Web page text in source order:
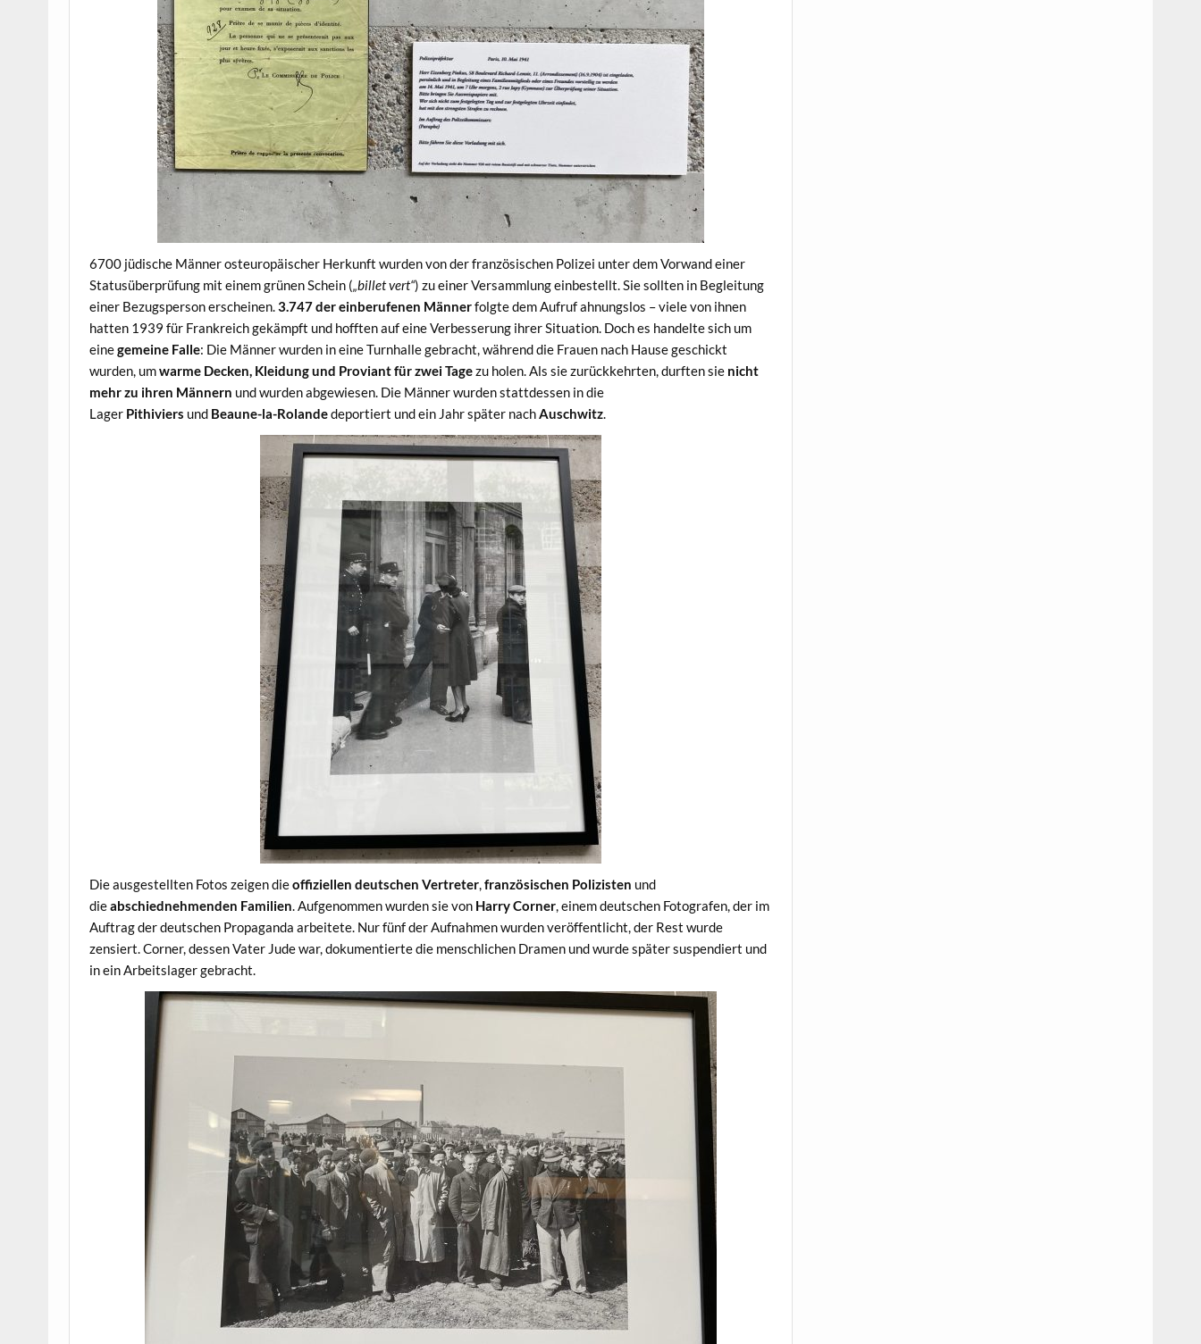
6700 jüdische Männer osteuropäischer Herkunft wurden von der französischen Polizei unter dem Vorwand einer
Statusüberprüfung mit einem grünen Schein („billet vert“) zu einer Versammlung einbestellt. Sie sollten in Begleitung
einer Bezugsperson erscheinen.3.747 der einberufenen Männerfolgte dem Aufruf ahnungslos – viele von ihnen
hatten 1939 für Frankreich gekämpft und hofften auf eine Verbesserung ihrer Situation. Doch es handelte sich um
einegemeine Falle: Die Männer wurden in eine Turnhalle gebracht, während die Frauen nach Hause geschickt
wurden, umwarme Decken, Kleidung und Proviant für zwei Tagezu holen. Als sie zurückkehrten, durften sie nicht
mehr zu ihren Männern und wurden abgewiesen. Die Männer wurden stattdessen in die
Lager Pithiviers und Beaune-la-Rolandedeportiert und ein Jahr später nachAuschwitz.
Die ausgestellten Fotos zeigen dieoffiziellen deutschen Vertreter,französischen Polizisten und
dieabschiednehmenden Familien. Aufgenommen wurden sie von Harry Corner, einem deutschen Fotografen, der im
Auftrag der deutschen Propaganda arbeitete. Nur fünf der Aufnahmen wurden veröffentlicht, der Rest wurde
zensiert. Corner, dessen Vater Jude war, dokumentierte die menschlichen Dramen und wurde später suspendiert und
in ein Arbeitslager gebracht.